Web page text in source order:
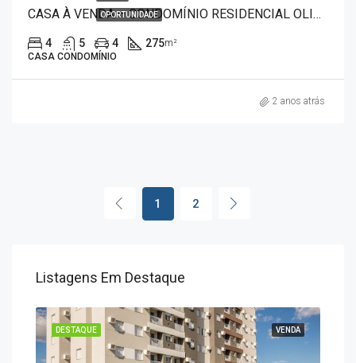
OPORTUNIDADE CASA À VENDA – CONDOMÍNIO RESIDENCIAL OLIVITO 7453
4 5 4 275m²
CASA CONDOMÍNIO
2 anos atrás
1 2
Listagens Em Destaque
VENDA
DESTAQUE